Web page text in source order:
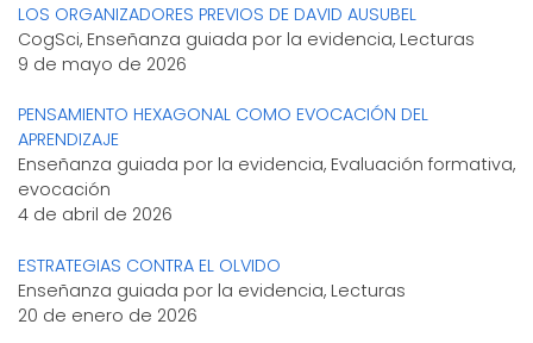
LOS ORGANIZADORES PREVIOS DE DAVID AUSUBEL
CogSci, Enseñanza guiada por la evidencia, Lecturas
9 de mayo de 2026
PENSAMIENTO HEXAGONAL COMO EVOCACIÓN DEL
APRENDIZAJE
Enseñanza guiada por la evidencia, Evaluación formativa,
evocación
4 de abril de 2026
ESTRATEGIAS CONTRA EL OLVIDO
Enseñanza guiada por la evidencia, Lecturas
20 de enero de 2026